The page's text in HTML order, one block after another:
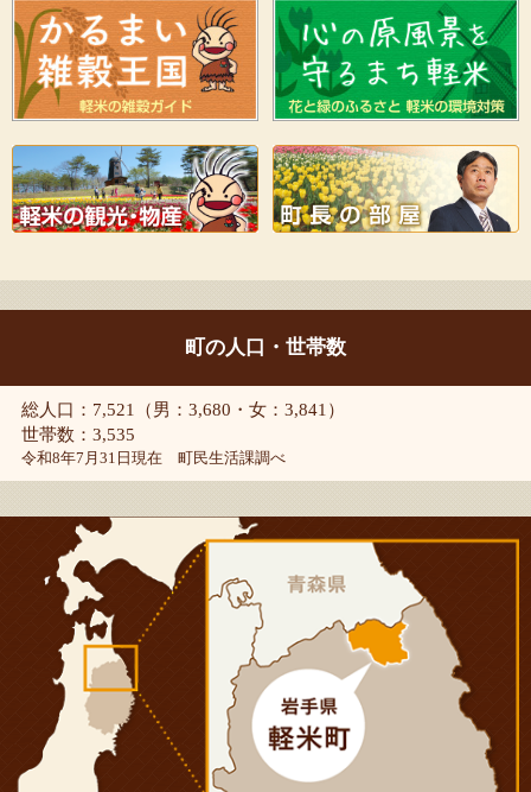
町の人口・世帯数
総人口：7,521（男：3,680・女：3,841）
世帯数：3,535
令和8年7月31日現在 町民生活課調べ